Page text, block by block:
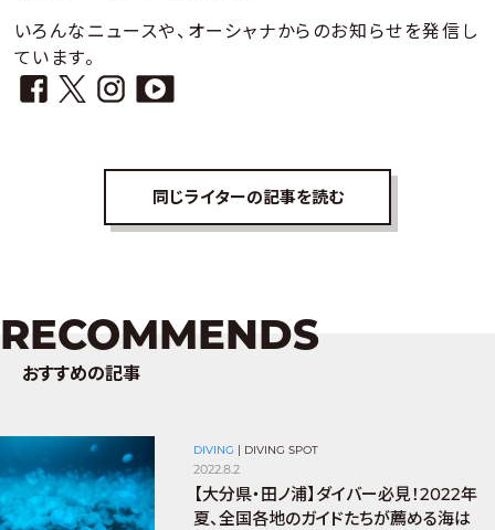
いろんなニュースや、オーシャナからのお知らせを発信し
ています。
同じライターの記事を読む
RECOMMENDS
おすすめの記事
DIVING | DIVING SPOT
2022.8.2
【大分県・田ノ浦】ダイバー必見！2022年
夏、全国各地のガイドたちが薦める海は